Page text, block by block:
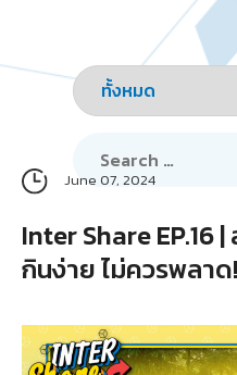
June 07, 2024
Inter Share EP.16
กินง่าย ไม่ควรพลาด!